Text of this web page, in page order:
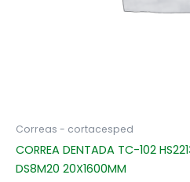
Correas - cortacesped
CORREA DENTADA TC-102
DS8M20 20X1600MM